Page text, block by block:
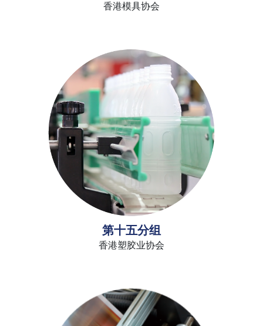
香港模具协会
第十五分组
香港塑胶业协会